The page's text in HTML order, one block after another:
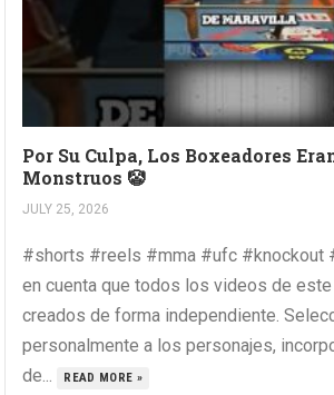
Por Su Culpa, Los Boxeadores
Monstruos 🤡
JULY 25, 2026
#shorts #reels #mma #ufc #knockout
en cuenta que todos los videos de este
creados de forma independiente.
personalmente a los personajes,
de...
READ MORE »